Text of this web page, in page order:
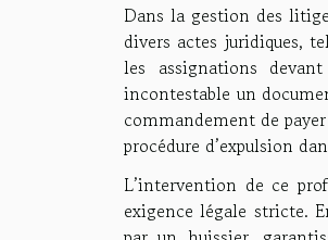
Dans la gestion des
divers actes juridiques,
les assignations
incontestable un
commandement de
procédure d’expulsion
L’intervention de ce
exigence légale stricte.